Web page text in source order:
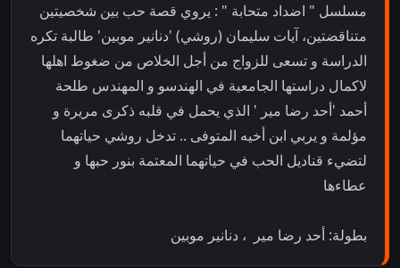
مسلسل " اضداد متحابة " : يروي قصة حب بين شخصيتين
متناقضتين، آيات سليمان (روشي) 'دنانير موبين' طالبة تكره
الدراسة و تسعى للزواج من أجل الخلاص من ضغوط اهلها
لاكمال دراستها الجامعية في الهندسو و المهندس طلحة
أحمد 'أحد رضا مير ' الذي يحمل في قلبه ذكرى مريرة و
مؤلمة و يربي ابن أخيه المتوفى .. تدخل روشي حياتهما
لتضيء قناديل الحب في حياتهما المعتمة بنور حبها و
عطاءها
بطولة: أحد رضا مير ، دنانير موبين